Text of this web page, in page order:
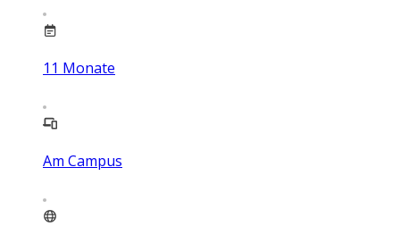
11 Monate
Am Campus